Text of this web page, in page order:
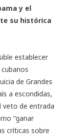
y el
su histórica
establecer
de Grandes
a escondidas,
veto de entrada
“ganar
críticas sobre